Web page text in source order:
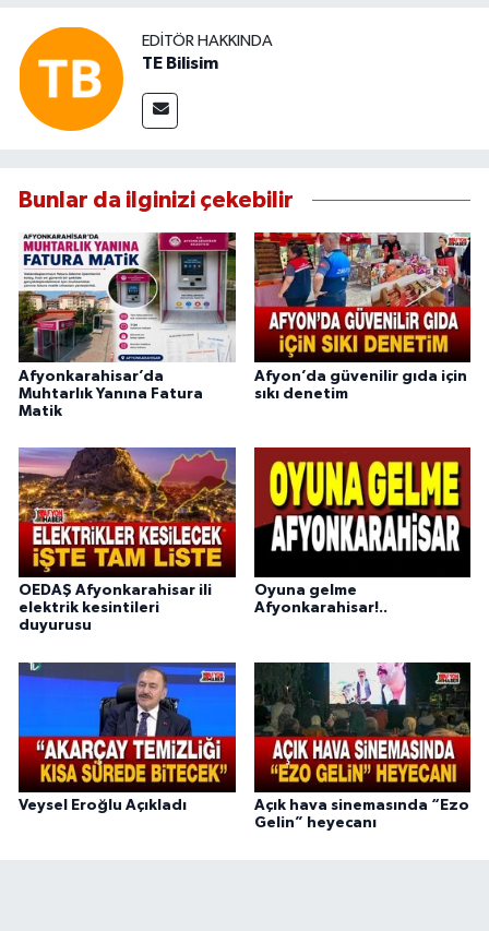
EDITÖR HAKKINDA
TE Bilisim
Bunlar da ilginizi çekebilir
Afyonkarahisar’da
Muhtarlık Yanına Fatura
Matik
Afyon’da güvenilir gıda için
sıkı denetim
OEDAŞ Afyonkarahisar ili
elektrik kesintileri
duyurusu
Oyuna gelme
Afyonkarahisar!..
Veysel Eroğlu Açıkladı
Açık hava sinemasında “Ezo
Gelin” heyecanı